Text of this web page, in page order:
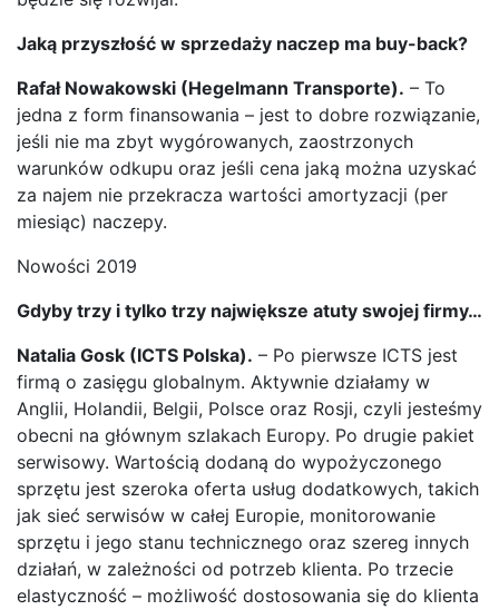
Jaką przyszłość w sprzedaży naczep ma buy-back?
Rafał Nowakowski (Hegelmann Transporte). – To
jedna z form finansowania – jest to dobre rozwiązanie,
jeśli nie ma zbyt wygórowanych, zaostrzonych
warunków odkupu oraz jeśli cena jaką można uzyskać
za najem nie przekracza wartości amortyzacji (per
miesiąc) naczepy.
Nowości 2019
Gdyby trzy i tylko trzy największe atuty swojej firmy…
Natalia Gosk (ICTS Polska). – Po pierwsze ICTS jest
firmą o zasięgu globalnym. Aktywnie działamy w
Anglii, Holandii, Belgii, Polsce oraz Rosji, czyli jesteśmy
obecni na głównym szlakach Europy. Po drugie pakiet
serwisowy. Wartością dodaną do wypożyczonego
sprzętu jest szeroka oferta usług dodatkowych, takich
jak sieć serwisów w całej Europie, monitorowanie
sprzętu i jego stanu technicznego oraz szereg innych
działań, w zależności od potrzeb klienta. Po trzecie
elastyczność – możliwość dostosowania się do klienta